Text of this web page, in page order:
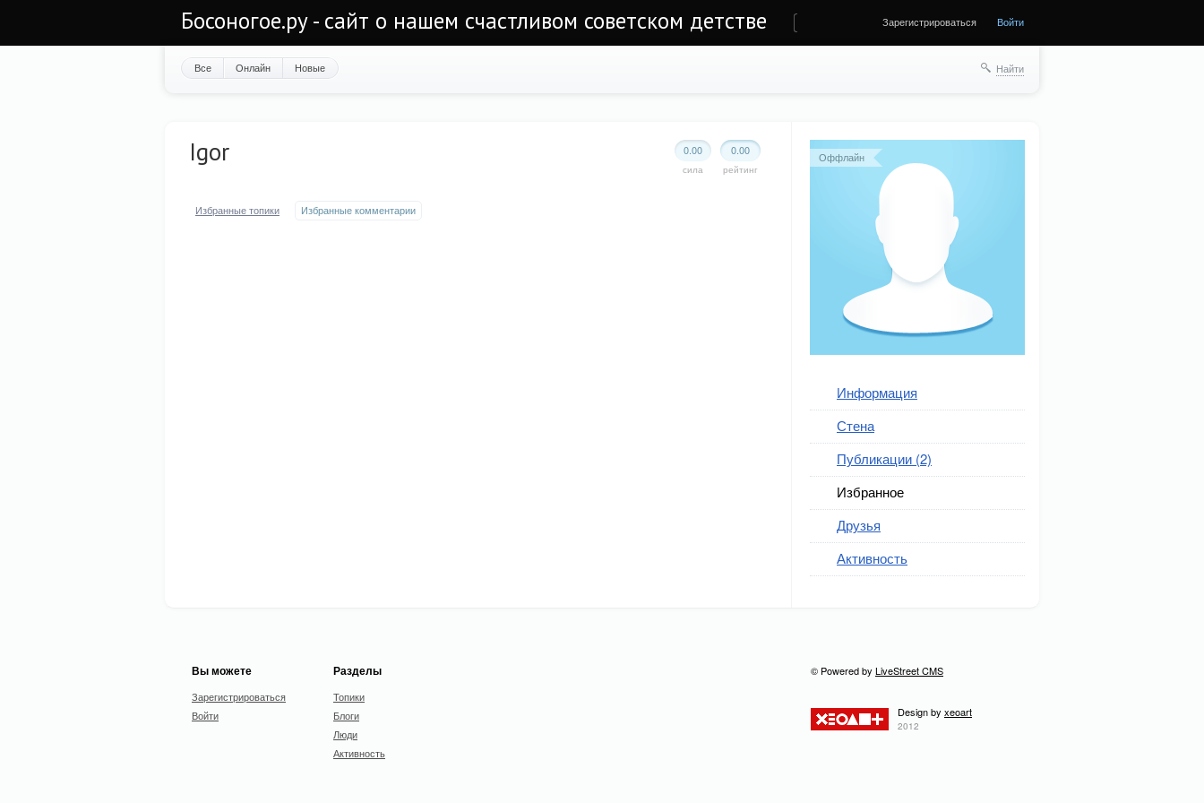
Босоногое.ру - сайт о нашем счастливом советском детстве Зарегистрироваться Войти
Все Онлайн Новые Найти
Оффлайн
Информация
Стена
Публикации (2)
Избранное
Друзья
Активность
0.00
рейтинг
0.00
сила
Igor
Избранные топики Избранные комментарии
Вы можете
Зарегистрироваться
Войти
Разделы
Топики
Блоги
Люди
Активность
© Powered by LiveStreet CMS
Design by xeoart
2012